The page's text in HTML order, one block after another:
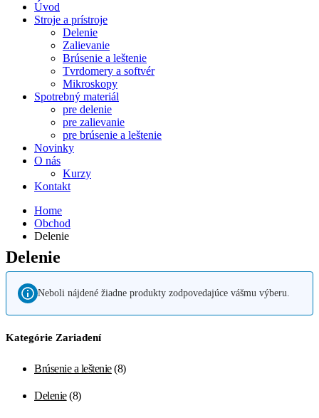
Úvod
Stroje a prístroje
Delenie
Zalievanie
Brúsenie a leštenie
Tvrdomery a softvér
Mikroskopy
Spotrebný materiál
pre delenie
pre zalievanie
pre brúsenie a leštenie
Novinky
O nás
Kurzy
Kontakt
Home
Obchod
Delenie
Delenie
Neboli nájdené žiadne produkty zodpovedajúce vášmu výberu.
Kategórie Zariadení
Brúsenie a leštenie (8)
Delenie (8)